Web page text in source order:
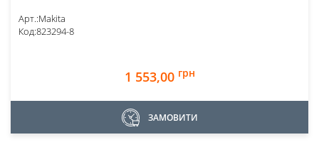
Арт.:Makita
Код:823294-8
1 553,00 грн
ЗАМОВИТИ